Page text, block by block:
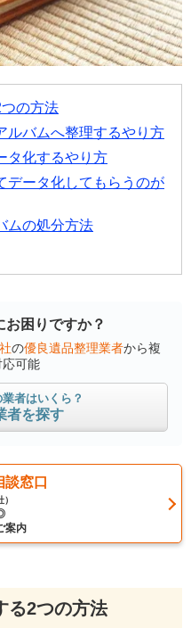
の方法
ルバムへ整理するやり方
タ化するやり方
データ化してもらうのが
ムの処分方法
お困りですか？
の優良遺品整理業者から複
可能
者はいくら？
者を探す
窓口
）
案内
る2つの方法